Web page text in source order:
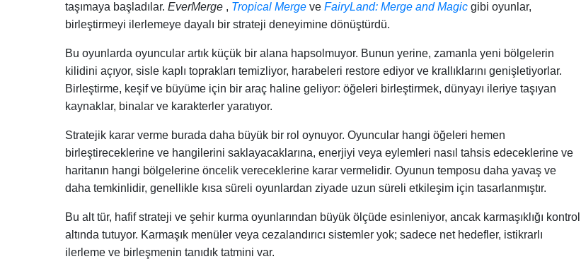
taşımaya başladılar. EverMerge , Tropical Merge ve FairyLand: Merge and Magic gibi oyunlar,
birleştirmeyi ilerlemeye dayalı bir strateji deneyimine dönüştürdü.
Bu oyunlarda oyuncular artık küçük bir alana hapsolmuyor. Bunun yerine, zamanla yeni bölgelerin
kilidini açıyor, sisle kaplı toprakları temizliyor, harabeleri restore ediyor ve krallıklarını genişletiyorlar.
Birleştirme, keşif ve büyüme için bir araç haline geliyor: öğeleri birleştirmek, dünyayı ileriye taşıyan
kaynaklar, binalar ve karakterler yaratıyor.
Stratejik karar verme burada daha büyük bir rol oynuyor. Oyuncular hangi öğeleri hemen
birleştireceklerine ve hangilerini saklayacaklarına, enerjiyi veya eylemleri nasıl tahsis edeceklerine ve
haritanın hangi bölgelerine öncelik vereceklerine karar vermelidir. Oyunun temposu daha yavaş ve
daha temkinlidir, genellikle kısa süreli oyunlardan ziyade uzun süreli etkileşim için tasarlanmıştır.
Bu alt tür, hafif strateji ve şehir kurma oyunlarından büyük ölçüde esinleniyor, ancak karmaşıklığı kontrol
altında tutuyor. Karmaşık menüler veya cezalandırıcı sistemler yok; sadece net hedefler, istikrarlı
ilerleme ve birleşmenin tanıdık tatmini var.